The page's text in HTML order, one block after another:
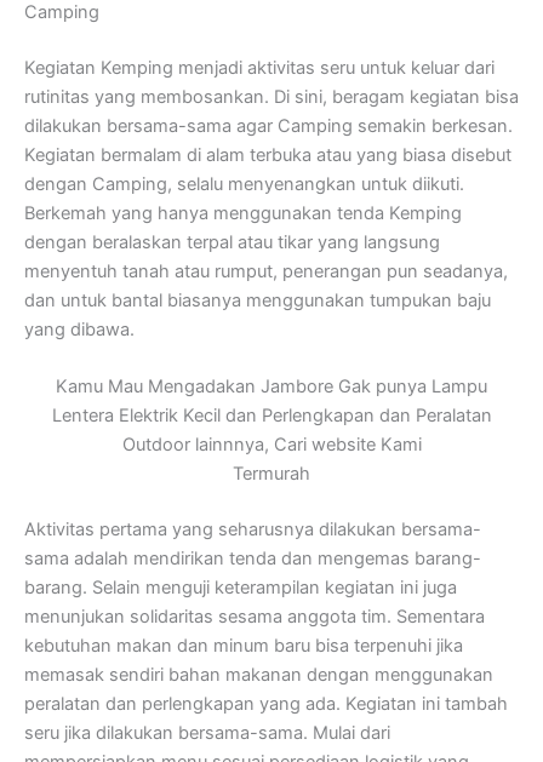
Camping
Kegiatan Kemping menjadi aktivitas seru untuk keluar dari
rutinitas yang membosankan. Di sini, beragam kegiatan bisa
dilakukan bersama-sama agar Camping semakin berkesan.
Kegiatan bermalam di alam terbuka atau yang biasa disebut
dengan Camping, selalu menyenangkan untuk diikuti.
Berkemah yang hanya menggunakan tenda Kemping
dengan beralaskan terpal atau tikar yang langsung
menyentuh tanah atau rumput, penerangan pun seadanya,
dan untuk bantal biasanya menggunakan tumpukan baju
yang dibawa.
Kamu Mau Mengadakan Jambore Gak punya Lampu
Lentera Elektrik Kecil dan Perlengkapan dan Peralatan
Outdoor lainnnya, Cari website Kami
Termurah
Aktivitas pertama yang seharusnya dilakukan bersama-
sama adalah mendirikan tenda dan mengemas barang-
barang. Selain menguji keterampilan kegiatan ini juga
menunjukan solidaritas sesama anggota tim. Sementara
kebutuhan makan dan minum baru bisa terpenuhi jika
memasak sendiri bahan makanan dengan menggunakan
peralatan dan perlengkapan yang ada. Kegiatan ini tambah
seru jika dilakukan bersama-sama. Mulai dari